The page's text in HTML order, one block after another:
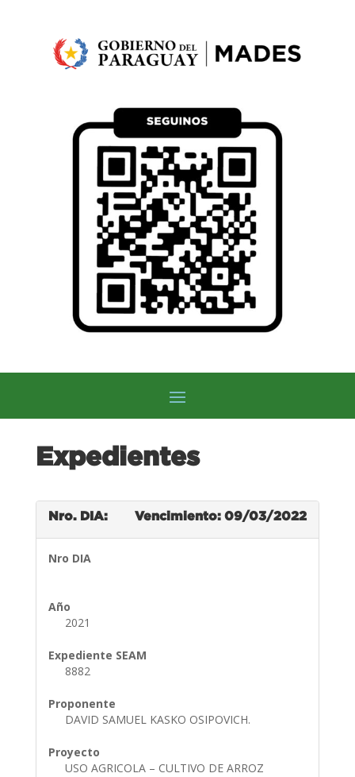
Expedientes
Nro. DIA: Vencimiento: 09/03/2022
Nro DIA
Año
2021
Expediente SEAM
8882
Proponente
DAVID SAMUEL KASKO OSIPOVICH.
Proyecto
USO AGRICOLA – CULTIVO DE ARROZ